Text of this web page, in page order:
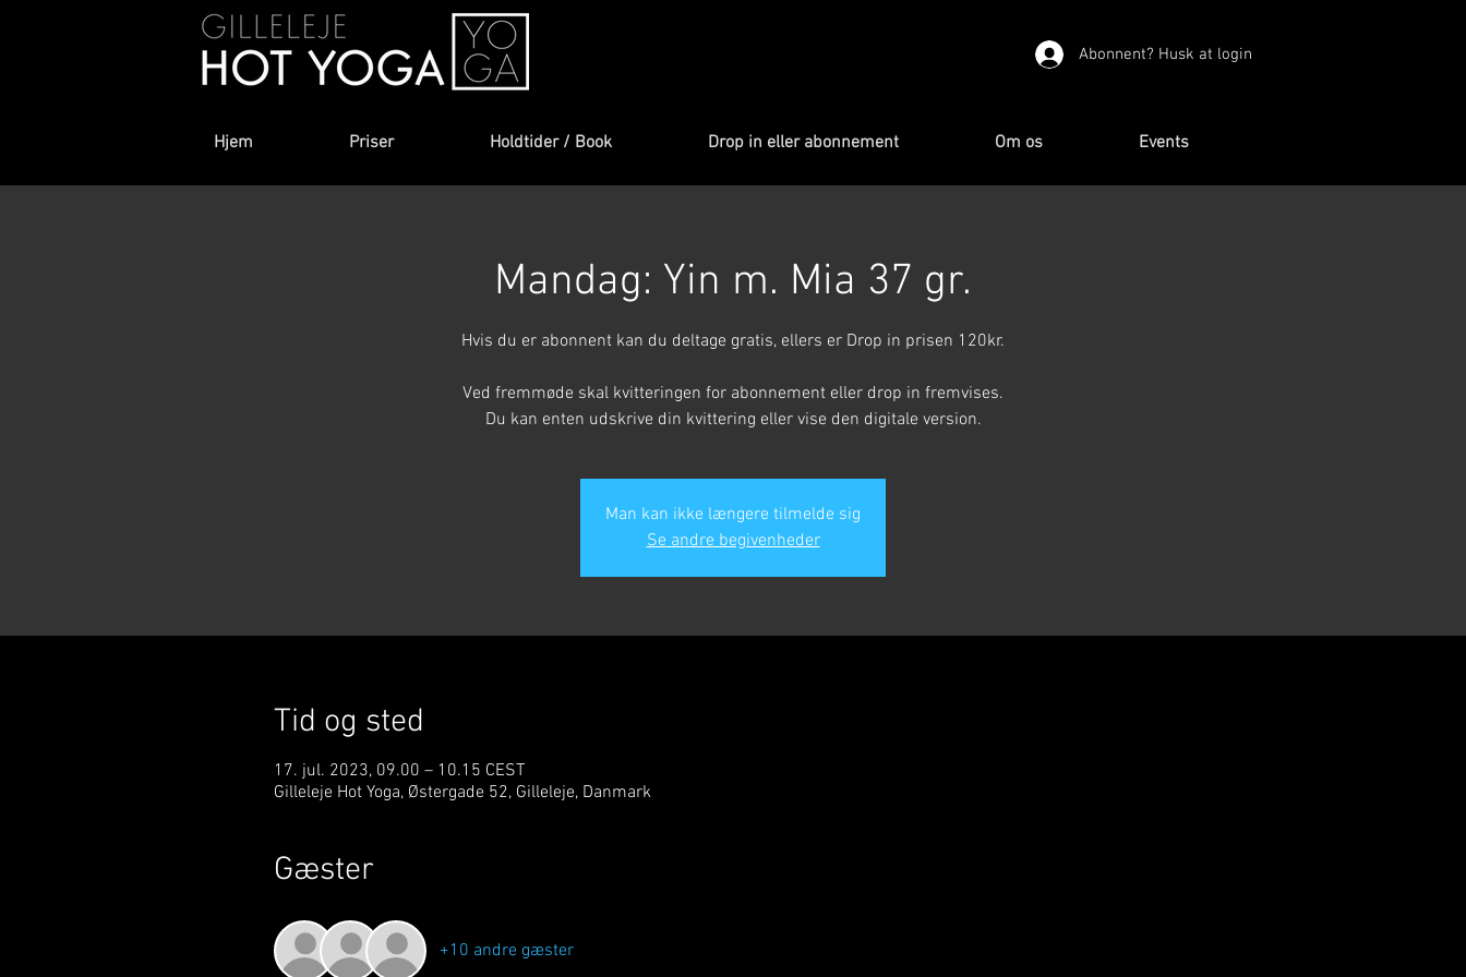
Abonnent? Husk at login
Hjem Priser Holdtider / Book Drop in eller abonnement Om os Events
Mandag: Yin m. Mia 37 gr.
Hvis du er abonnent kan du deltage gratis, ellers er Drop in prisen 120kr.
Ved fremmøde skal kvitteringen for abonnement eller drop in fremvises.
Du kan enten udskrive din kvittering eller vise den digitale version.
Man kan ikke længere tilmelde sig
Se andre begivenheder
Tid og sted
17. jul. 2023, 09.00 – 10.15 CEST
Gilleleje Hot Yoga, Østergade 52, Gilleleje, Danmark
Gæster
+10 andre gæster